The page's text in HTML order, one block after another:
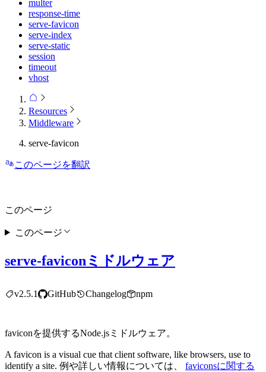
multer
response-time
serve-favicon
serve-index
serve-static
session
timeout
vhost
Resources
Middleware
serve-favicon
このページを翻訳
serve-faviconミドルウェア
v2.5.1 GitHub Changelog npm
faviconを提供するNode.jsミドルウェア。
A favicon is a visual cue that client software, like browsers, use to
identify a site. 例や詳しい情報については、 faviconsに関する
このページ
このページ